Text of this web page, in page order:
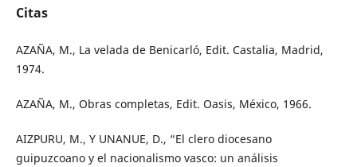
Citas
AZAÑA, M., La velada de Benicarló, Edit. Castalia, Madrid,
1974.
AZAÑA, M., Obras completas, Edit. Oasis, México, 1966.
AIZPURU, M., Y UNANUE, D., “El clero diocesano
guipuzcoano y el nacionalismo vasco: un análisis